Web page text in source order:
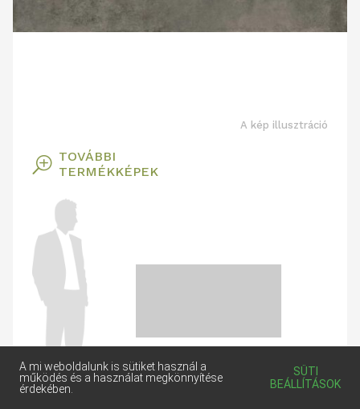
A kép illusztráció
T TOVÁBBI
TERMÉKKÉPEK
A mi weboldalunk is sütiket használ a
működés és a használat megkönnyítése
érdekében.
SÜTI
BEÁLLÍTÁSOK